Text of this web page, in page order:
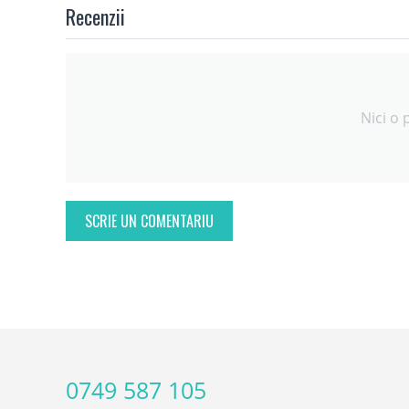
Recenzii
Nici o
SCRIE UN COMENTARIU
0749 587 105